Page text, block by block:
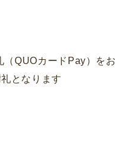
QUOカードPay）を
となります